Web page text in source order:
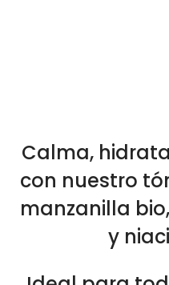
Calma,
con nuestro
manzanilla
y